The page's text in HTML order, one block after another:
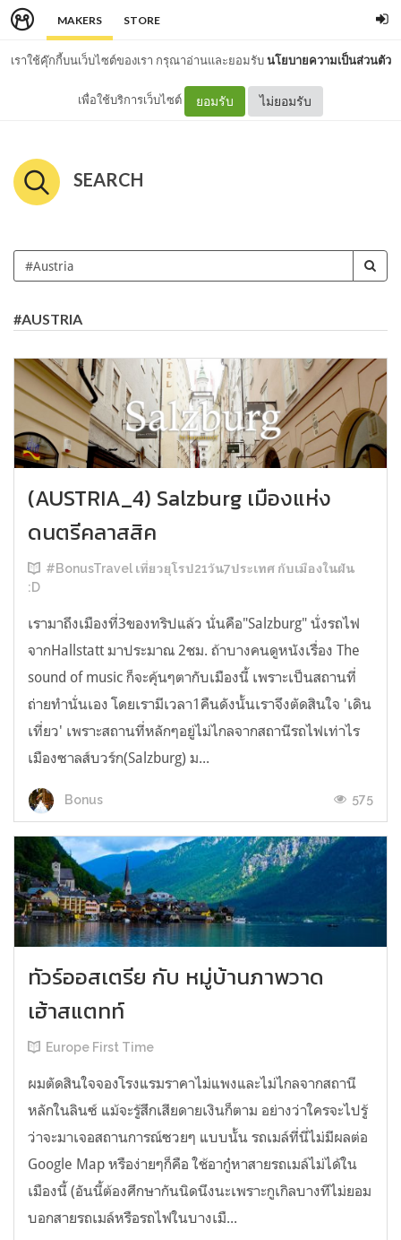
MAKERS STORE
เราใช้คุ๊กกี้บนเว็บไซต์ของเรา กรุณาอ่านและยอมรับนโยบายความเป็นส่วนตัว
เพื่อใช้บริการเว็บไซต์ ยอมรับ ไม่ยอมรับ
SEARCH
#AUSTRIA
(AUSTRIA_4) Salzburg เมืองแห่ง
ดนตรีคลาสสิค
#BonusTravel เที่ยวยุโรป21วัน7ประเทศ กับเมืองในฝัน
:D
เรามาถึงเมืองที่3ของทริปแล้ว นั่นคือ"Salzburg" นั่งรถไฟ
จากHallstatt มาประมาณ 2ชม. ถ้าบางคนดูหนังเรื่อง The
sound of music ก็จะคุ้นๆตากับเมืองนี้ เพราะเป็นสถานที่
ถ่ายทำนั่นเอง โดยเรามีเวลา1คืนดังนั้นเราจึงตัดสินใจ 'เดิน
เที่ยว' เพราะสถานที่หลักๆอยู่ไม่ไกลจากสถานีรถไฟเท่าไร
เมืองซาลส์บวร์ก(Salzburg) ม...
Bonus 575
ทัวร์ออสเตรีย กับ หมู่บ้านภาพวาด
เฮ้าสแตทท์
Europe First Time
ผมตัดสินใจจองโรงแรมราคาไม่แพงและไม่ไกลจากสถานี
หลักในลินซ์ แม้จะรู้สึกเสียดายเงินก็ตาม อย่างว่าใครจะไปรู้
ว่าจะมาเจอสถานการณ์ซวยๆ แบบนั้น รถเมล์ที่นี่ไม่มีผลต่อ
Google Map หรือง่ายๆก็คือ ใช้อากู๋หาสายรถเมล์ไม่ได้ใน
เมืองนี้ (อันนี้ต้องศึกษากันนิดนึงนะเพราะกูเกิลบางทีไม่ยอม
บอกสายรถเมล์หรือรถไฟในบางเมื...